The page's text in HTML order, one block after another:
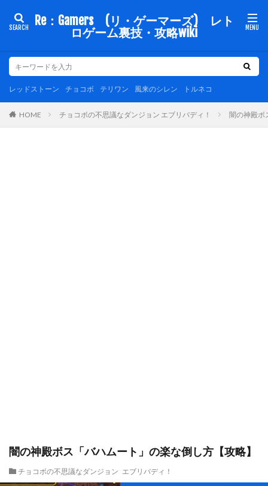
Re：Gamers (リ・ゲーマーズ) レト
ロゲーム裏技・攻略wiki
レッドストーン チョコボ テリワン 風来のシレン トルネコ
HOME チョコボの不思議なダンジョン エブリバディ！ 闇の神殿ボ
闇の神殿ボス「バハムート」の楽な倒し方【攻略】
チョコボの不思議なダンジョン エブリバディ！